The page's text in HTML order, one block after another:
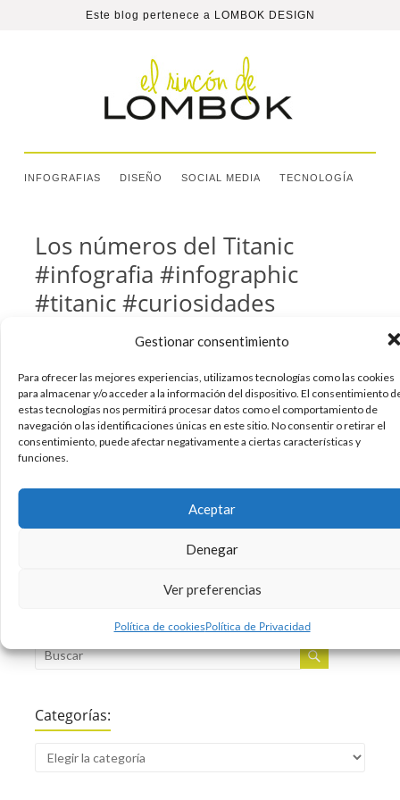
Gestionar consentimiento
Para ofrecer las mejores experiencias, utilizamos tecnologías como las cookies
para almacenar y/o acceder a la información del dispositivo. El consentimiento
estas tecnologías nos permitirá procesar datos como el comportamiento de
navegación o las identificaciones únicas en este sitio. No consentir o retirar el
consentimiento, puede afectar negativamente a ciertas características y
funciones.
Aceptar
Denegar
Ver preferencias
Política de cookiesPolítica de Privacidad
Este blog pertenece a LOMBOK DESIGN
INFOGRAFIAS DISEÑO SOCIAL MEDIA TECNOLOGÍA
Los números del Titanic
#infografia #infographic
#titanic #curiosidades
#interesante
Hola. En esta infografía se pueden ver los
número del Titanic. Justo en su centenario, para
entender lo que suponía en esos tiempos un
barco de esas magnitudes. Un saludo.
12/04/2012 Curiosidades,Infografias
Leer más
Categorías: